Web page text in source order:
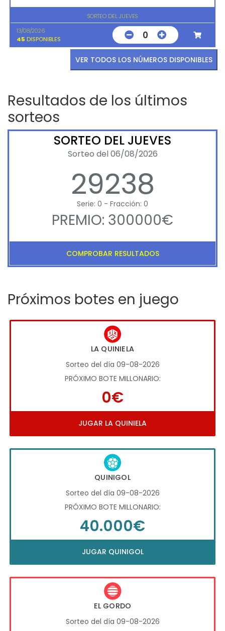
SORTEO DEL JUEVES
13/08/2026
45 DISPONIBLES 0
VER TODOS LOS NÚMEROS DISPONIBLES
Resultados de los últimos
sorteos
SORTEO DEL JUEVES
Sorteo del 06/08/2026
29238
Serie: 0 - Fracción: 0
PREMIO: 300000€
COMPROBAR RESULTADOS
Próximos botes en juego
LA QUINIELA
Sorteo del día 09-08-2026
PRÓXIMO BOTE MILLONARIO:
0€
JUGAR LA QUINIELA
QUINIGOL
Sorteo del día 09-08-2026
PRÓXIMO BOTE MILLONARIO:
40.000€
JUGAR QUINIGOL
EL GORDO
Sorteo del día 09-08-2026